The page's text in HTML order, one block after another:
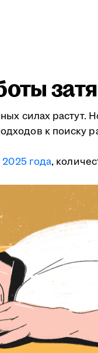
силах
к поиску
2025 года,